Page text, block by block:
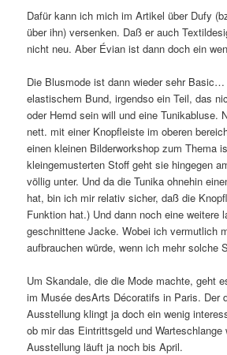
Dafür kann ich mich im Artikel über Dufy
über ihn) versenken. Daß er auch
nicht neu. Aber Évian ist dann doch ein
Die Blusmode ist dann wieder sehr
elastischem Bund, irgendso ein Teil, das
oder Hemd sein will und eine Tunikabluse.
nett. mit einer Knopfleiste im oberen
einen kleinen Bilderworkshop zum Thema
kleingemusterten Stoff geht sie hingegen
völlig unter. Und da die Tunika ohnehin
hat, bin ich mir relativ sicher, daß die
Funktion hat.) Und dann noch eine weitere
geschnittene Jacke. Wobei ich vermutlich
aufbrauchen würde, wenn ich mehr solche
Um Skandale, die die Mode machte, geht
im Musée desArts Décoratifs in Paris. Der
Ausstellung klingt ja doch ein wenig
ob mir das Eintrittsgeld und Warteschlange
Ausstellung läuft ja noch bis April.